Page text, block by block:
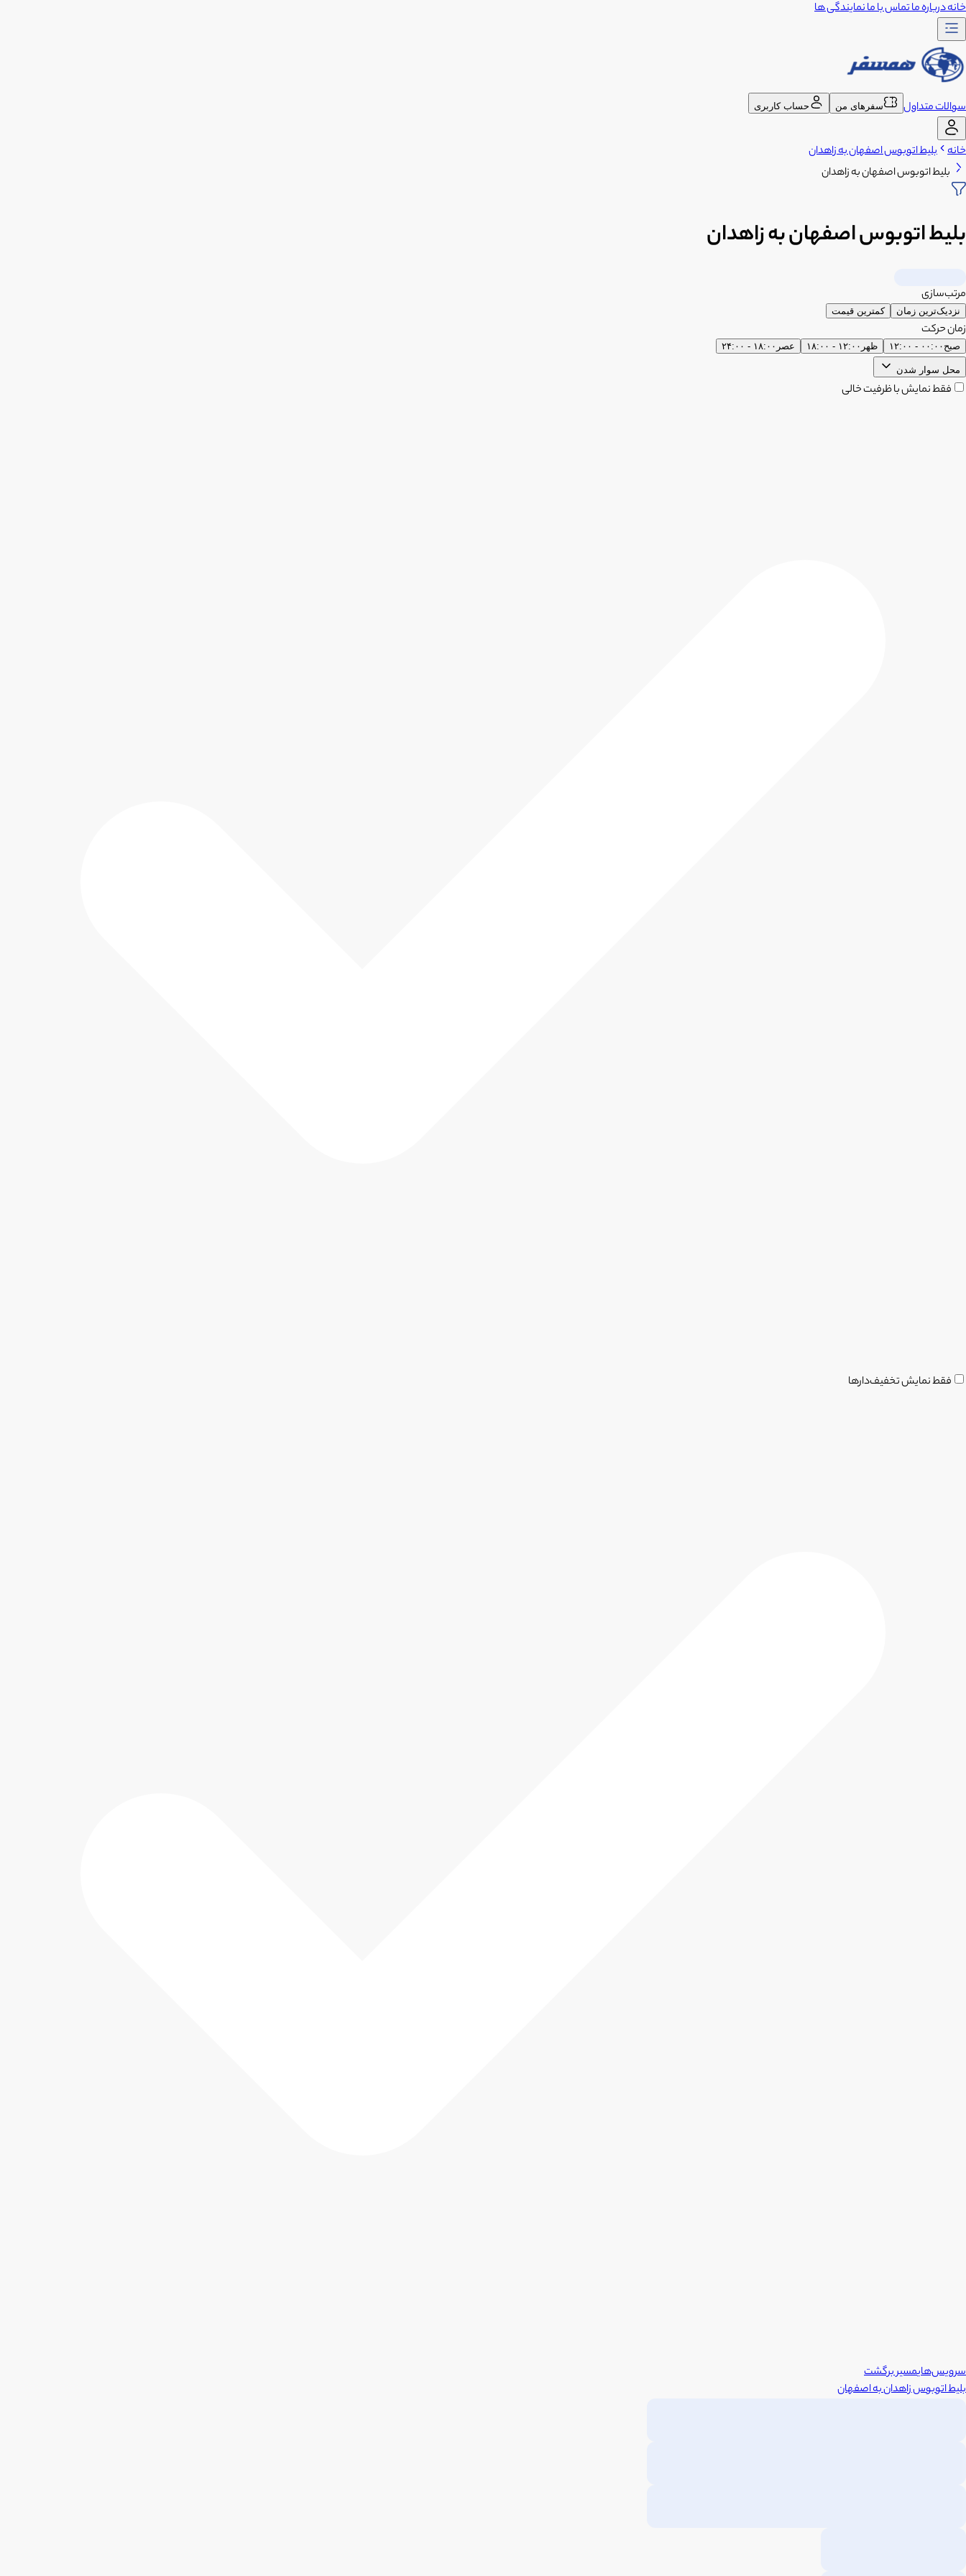
خانهدرباره ماتماس با مانمایندگی ها
سوالات متداول سفرهای من حساب کاربری
خانه بلیط اتوبوس اصفهان به زاهدان
بلیط اتوبوس اصفهان به زاهدان
بلیط اتوبوس اصفهان به زاهدان
مرتب‌سازی
نزدیک‌ترین زمان کمترین قیمت
زمان حرکت
صبح ۰۰:۰۰ - ۱۲:۰۰ ظهر ۱۲:۰۰ - ۱۸:۰۰ عصر ۱۸:۰۰ - ۲۴:۰۰
محل سوار شدن
فقط نمایش با ظرفیت خالی
فقط نمایش تخفیف‌دارها
سرویس‌هایمسیر برگشت
بلیط اتوبوسزاهدانبهاصفهان